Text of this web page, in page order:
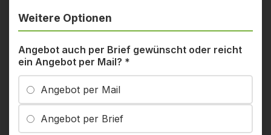
Weitere Optionen
Angebot auch per Brief gewünscht oder reicht
ein Angebot per Mail? *
Angebot per Mail
Angebot per Brief